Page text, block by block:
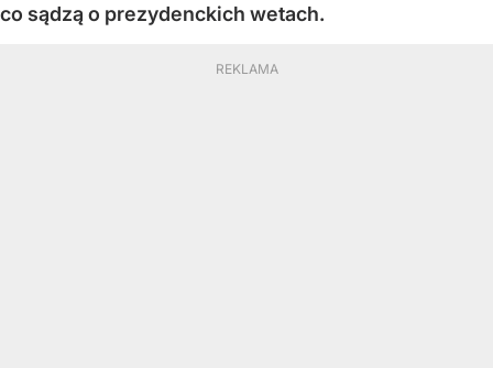
co sądzą o prezydenckich wetach.